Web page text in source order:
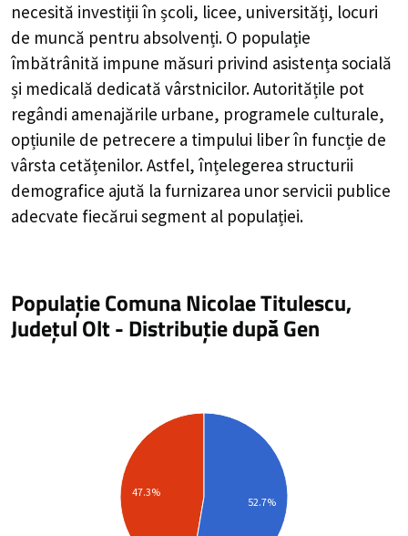
necesită investiții în școli, licee, universități, locuri
de muncă pentru absolvenți. O populație
îmbătrânită impune măsuri privind asistența socială
și medicală dedicată vârstnicilor. Autoritățile pot
regândi amenajările urbane, programele culturale,
opțiunile de petrecere a timpului liber în funcție de
vârsta cetățenilor. Astfel, înțelegerea structurii
demografice ajută la furnizarea unor servicii publice
adecvate fiecărui segment al populației.
Populație Comuna Nicolae Titulescu,
Județul Olt-Distribuțiedupă Gen
47.3%
52.7%